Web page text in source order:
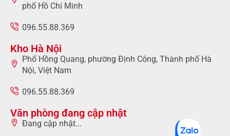
phố Hồ Chí Minh
096.55.88.369
Kho Hà Nội
Phố Hồng Quang, phường Định Công, Thành phố Hà
Nội, Việt Nam
096.55.88.369
Văn phòng đang cập nhật
Đang cập nhật...